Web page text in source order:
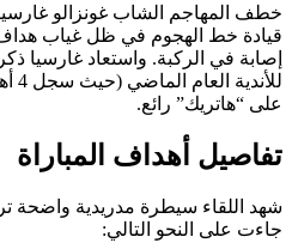
الشاب غونزالو غارسيا
الهجوم في ظل غياب هداف
الركبة. واستعاد غارسيا ذكريات
للأندية العام
رائع.
أهداف المباراة
سيطرة مدريدية واضحة ترجمت
النحو التالي: